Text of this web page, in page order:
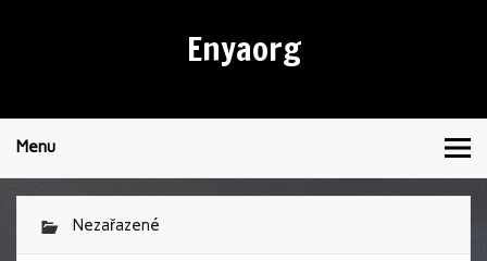
Enyaorg
Menu
Nezařazené